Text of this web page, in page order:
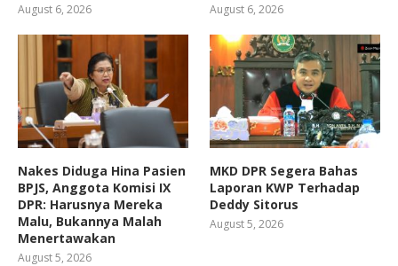
August 6, 2026 August 6, 2026
Nakes Diduga Hina Pasien
BPJS, Anggota Komisi IX
DPR: Harusnya Mereka
Malu, Bukannya Malah
Menertawakan
August 5, 2026
MKD DPR Segera Bahas
Laporan KWP Terhadap
Deddy Sitorus
August 5, 2026